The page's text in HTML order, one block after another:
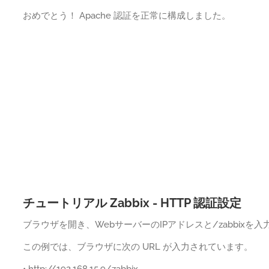
おめでとう！ Apache 認証を正常に構成しました。
チュートリアル Zabbix - HTTP 認証設定
ブラウザを開き、WebサーバーのIPアドレスと/zabbixを入
この例では、ブラウザに次の URL が入力されています。